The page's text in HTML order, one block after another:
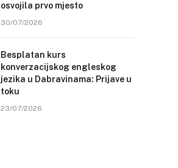
osvojila prvo mjesto
30/07/2026
Besplatan kurs
konverzacijskog engleskog
jezika u Dabravinama: Prijave u
toku
23/07/2026